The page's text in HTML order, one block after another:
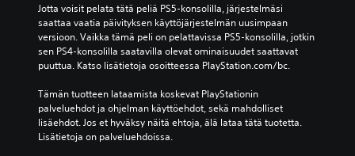
Jotta voisit pelata tätä peliä PS5-konsolilla, järjestelmäsi
saattaa vaatia päivityksen käyttöjärjestelmän uusimpaan
versioon. Vaikka tämä peli on pelattavissa PS5-konsolilla, jotkin
sen PS4-konsolilla saatavilla olevat ominaisuudet saattavat
puuttua. Katso lisätietoja osoitteessa PlayStation.com/bc.
Tämän tuotteen lataamista koskevat PlayStationin
palveluehdot ja ohjelman käyttöehdot, sekä mahdolliset
lisäehdot. Jos et hyväksy näitä ehtoja, älä lataa tätä tuotetta.
Lisätietoja on palveluehdoissa.